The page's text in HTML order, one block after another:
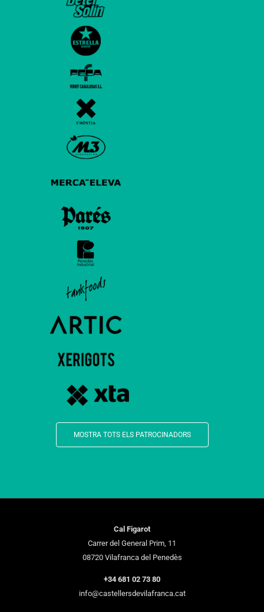
MOSTRA TOTS ELS PATROCINADORS
Cal Figarot
Carrer del General Prim, 11
08720 Vilafranca del Penedès
+34 681 02 73 80
info@castellersdevilafranca.cat